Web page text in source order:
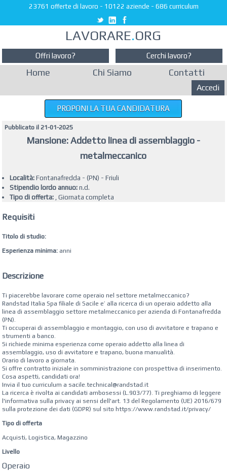
23761 offerte di lavoro - 10122 aziende - 686 curriculum
LAVORARE.ORG
Offri lavoro? Cerchi lavoro?
Home Chi Siamo Contatti
Accedi
Pubblicato il 21-01-2025
Mansione: Addetto linea di assemblaggio -
metalmeccanico
PROPONI LA TUA CANDIDATURA
Località:Fontanafredda - (PN) - Friuli
Stipendio lordo annuo:n.d.
Tipo di offerta:, Giornata completa
Requisiti
Titolo di studio:
Esperienza minima: anni
Descrizione
Ti piacerebbe lavorare come operaio nel settore metalmeccanico?
Randstad‌ ‌Italia‌ ‌Spa‌ ‌filiale di Sacile ‌e’‌ ‌alla‌ ‌ricerca‌ ‌di‌ un operaio ​addetto​ alla
linea di assemblaggio settore metalmeccanico per azienda di ​​Fontanafredda
(PN).
Ti occuperai di assemblaggio e montaggio, con uso di avvitatore e trapano​ e
strumenti a banco.
Si richiede minima esperienza ​come ​operaio addetto alla linea di
assemblaggio, uso di avvitatore e trapano, buona manualità.
​Orario di lavoro a giornata.
Si offre contratto iniziale in somministrazione con prospettiva di inserimento.
Cosa aspetti, candidati ora!
Invia il tuo curriculum a sacile.technical@randstad.it
La ricerca è rivolta ai candidati ambosessi (L.903/77). Ti preghiamo di leggere
l'informativa sulla privacy ai sensi dell'art. 13 del Regolamento (UE) 2016/679
sulla protezione dei dati (GDPR) sul sito https://www.randstad.it/privacy/
Tipo di offerta
Acquisti, Logistica, Magazzino
Livello
Operaio